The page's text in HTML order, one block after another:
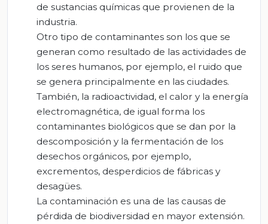
de sustancias químicas que provienen de la
industria.
Otro tipo de contaminantes son los que se
generan como resultado de las actividades de
los seres humanos, por ejemplo, el ruido que
se genera principalmente en las ciudades.
También, la radioactividad, el calor y la energía
electromagnética, de igual forma los
contaminantes biológicos que se dan por la
descomposición y la fermentación de los
desechos orgánicos, por ejemplo,
excrementos, desperdicios de fábricas y
desagües.
La contaminación es una de las causas de
pérdida de biodiversidad en mayor extensión.